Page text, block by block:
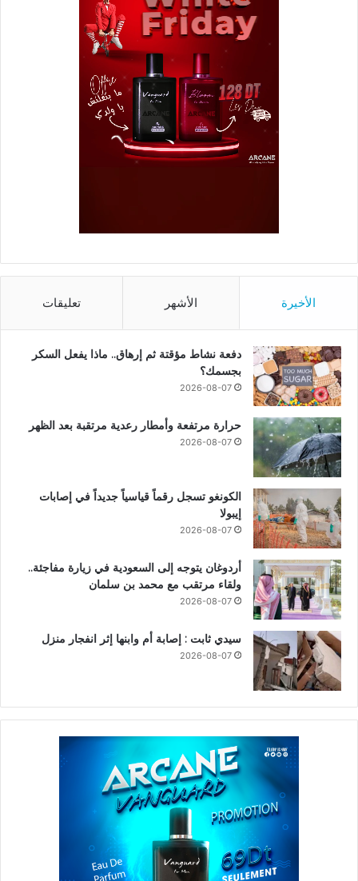
الأخيرة الأشهر تعليقات
دفعة نشاط مؤقتة ثم إرهاق.. ماذا يفعل السكر
بجسمك؟
2026-08-07
حرارة مرتفعة وأمطار رعدية مرتقبة بعد الظهر
2026-08-07
الكونغو تسجل رقماً قياسياً جديداً في إصابات
إيبولا
2026-08-07
أردوغان يتوجه إلى السعودية في زيارة مفاجئة..
ولقاء مرتقب مع محمد بن سلمان
2026-08-07
سيدي ثابت : إصابة أم وابنها إثر انفجار منزل
2026-08-07